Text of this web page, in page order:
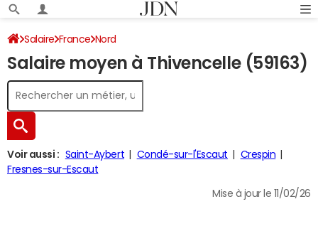
Salaire France Nord
Salaire moyen à Thivencelle (59163)
Voir aussi : Saint-Aybert Condé-sur-l'Escaut
Crespin
Fresnes-sur-Escaut
Mise à jour le 11/02/26